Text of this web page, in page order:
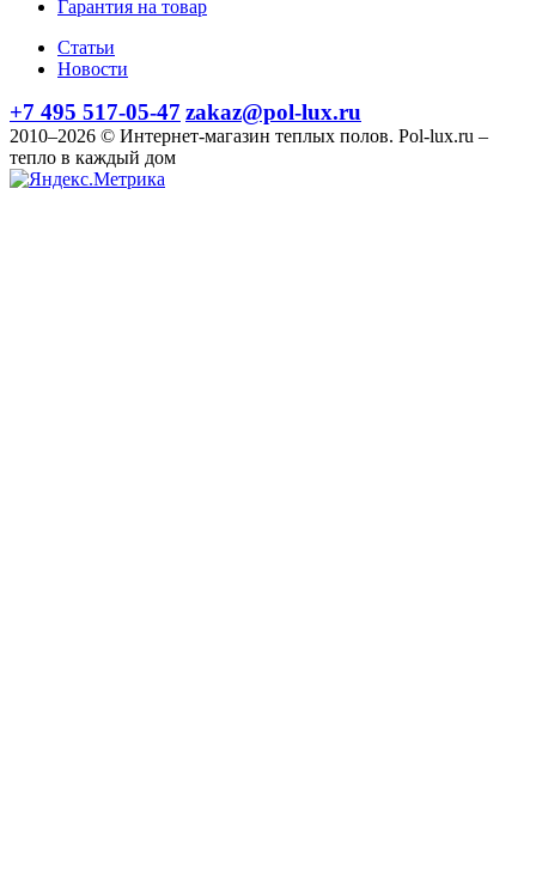
Гарантия на товар
Статьи
Новости
+7 495 517-05-47 zakaz@pol-lux.ru
2010–2026 © Интернет-магазин теплых полов. Pol-lux.ru –
тепло в каждый дом